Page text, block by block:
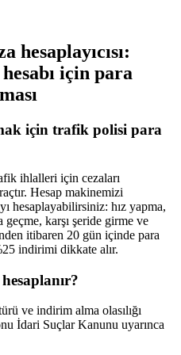
hesaplayıcısı:
için para
için trafik polisi para
ihlalleri için cezaları
Hesap makinemizi
hesaplayabilirsiniz: hız yapma,
geçme, karşı şeride girme ve
itibaren 20 gün içinde para
indirimi dikkate alır.
ve indirim alma olasılığı
İdari Suçlar Kanunu uyarınca